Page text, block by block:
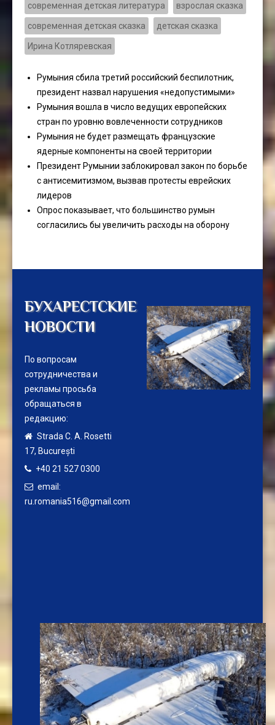
современная детская литература взрослая сказка
современная детская сказка детская сказка
Ирина Котляревская
Румыния сбила третий российский беспилотник,
президент назвал нарушения «недопустимыми»
Румыния вошла в число ведущих европейских
стран по уровню вовлеченности сотрудников
Румыния не будет размещать французские
ядерные компоненты на своей территории
Президент Румынии заблокировал закон по борьбе
с антисемитизмом, вызвав протесты еврейских
лидеров
Опрос показывает, что большинство румын
согласились бы увеличить расходы на оборону
БУХАРЕСТСКИЕ
НОВОСТИ
По вопросам
сотрудничества и
рекламы просьба
обращаться в
редакцию:
Strada C. A. Rosetti
17, București
+40 21 527 0300
email:
ru.romania516@gmail.com